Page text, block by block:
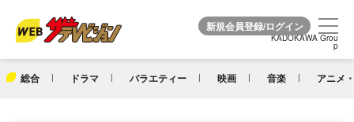
KADOKAWA Grou
p
総合 ドラマ バラエティー 映画 音楽 アニメ
KADOKAWA Grou
p